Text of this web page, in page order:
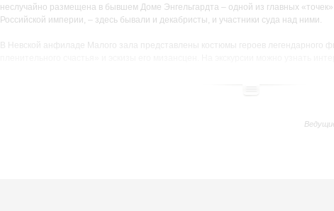
неслучайно размещена в бывшем Доме Энгельгардта – одной из главных
Российской империи, – здесь бывали и декабристы, и участники суда над ними.
В Невской анфиладе Малого зала представлены костюмы героев легендарного